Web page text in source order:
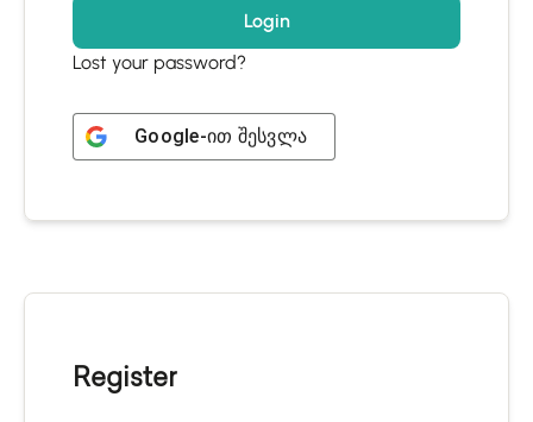
Login
Lost your password?
Google-ით შესვლა
Register